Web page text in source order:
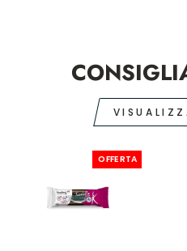
OFFERTA